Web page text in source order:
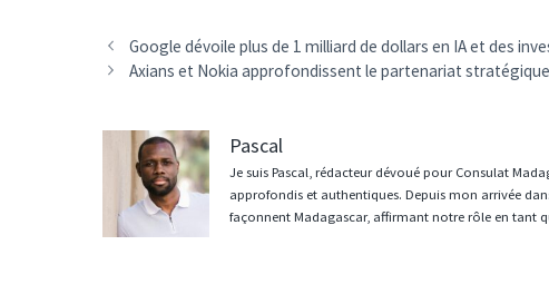
Navigation
des
Google dévoile plus de 1 milliard de dollars en IA et des
Axians et Nokia approfondissent le partenariat
Pascal
Je suis Pascal, rédacteur dévoué pour Consulat
approfondis et authentiques. Depuis mon arrivée
façonnent Madagascar, affirmant notre rôle en tant